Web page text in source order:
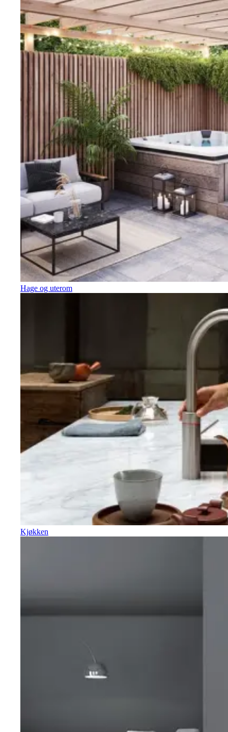
Hage og uterom
Kjøkken